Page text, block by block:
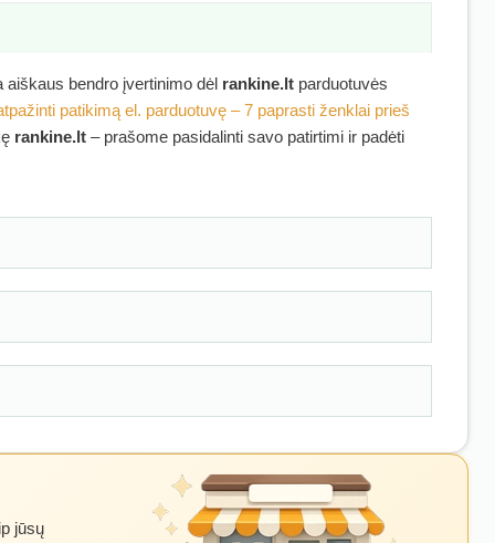
aiškaus bendro įvertinimo dėl rankine.lt parduotuvės
patikimą el. parduotuvę – 7 paprasti ženklai prieš
rankine.lt – prašome pasidalinti savo patirtimi ir padėti
jūsų